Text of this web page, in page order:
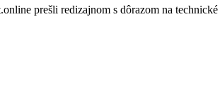
prešli redizajnom s dôrazom na